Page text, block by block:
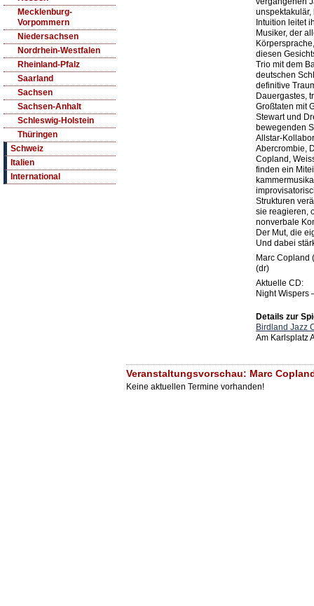
Mecklenburg-
Vorpommern
Niedersachsen
Nordrhein-Westfalen
Rheinland-Pfalz
Saarland
Sachsen
Sachsen-Anhalt
Schleswig-Holstein
Thüringen
Schweiz
Italien
International
Intuition leitet
Musiker, der
diesen
Trio mit dem
deutschen
definitive
Dauergastes,
Großtaten mit
Stewart und
bewegenden
Allstar-
Abercrombie,
Copland,
finden ein
Strukturen
sie reagieren,
nonverbale
Der Mut, die
Und dabei
Marc Copland
(dr)
Aktuelle CD:
Night Wispers
Details zur
Birdland Jazz
Am Karlsplatz
Veranstaltungsvorschau: Marc
Keine aktuellen Termine vorhanden!